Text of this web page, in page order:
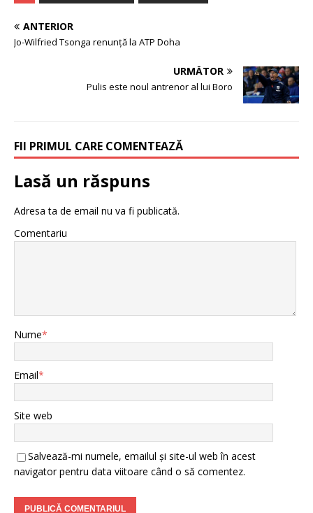
ANTERIOR
Jo-Wilfried Tsonga renunță la ATP Doha
URMĂTOR
Pulis este noul antrenor al lui Boro
FII PRIMUL CARE COMENTEAZĂ
Lasă un răspuns
Adresa ta de email nu va fi publicată.
Comentariu
Nume*
Email*
Site web
Salvează-mi numele, emailul și site-ul web în acest
navigator pentru data viitoare când o să comentez.